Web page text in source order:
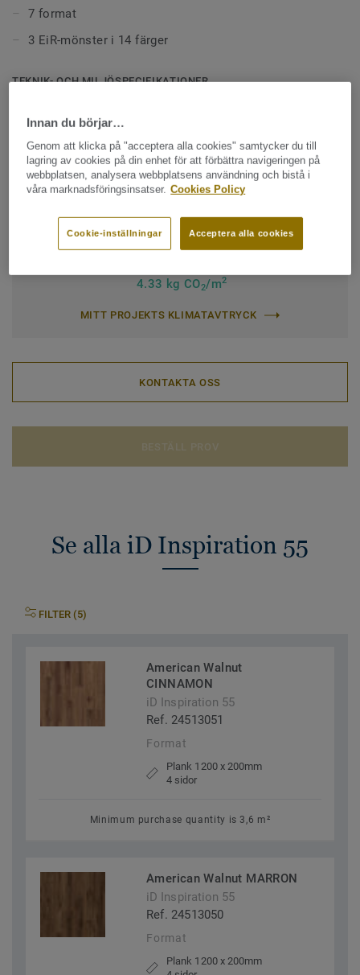
7 format
3 EiR-mönster i 14 färger
TEKNIK- OCH MILJÖSPECIFIKATIONER
Klassificering för bostadsmiljö:
Klassificering för kommersiell miljö:33 Hög trafik
Klassificering för industrimiljö:42 Normal
10 år
4.33 kg CO2/m2
MITT PROJEKTS KLIMATAVTRYCK
KONTAKTA OSS
Se alla iD Inspiration 55
FILTER (5)
American Walnut
CINNAMON
iD Inspiration 55
Ref. 24513051
Format
Plank 1200 x 200mm
4 sidor
Minimum purchase quantity is 3,6 m²
American Walnut MARRON
iD Inspiration 55
Ref. 24513050
Format
Plank 1200 x 200mm
Innan du börjar…
Genom att klicka på "acceptera alla cookies" samtycker du till
lagring av cookies på din enhet för att förbättra navigeringen på
webbplatsen, analysera webbplatsens användning och bistå i
våra marknadsföringsinsatser. Cookies Policy
Acceptera alla cookies
Cookie-inställningar